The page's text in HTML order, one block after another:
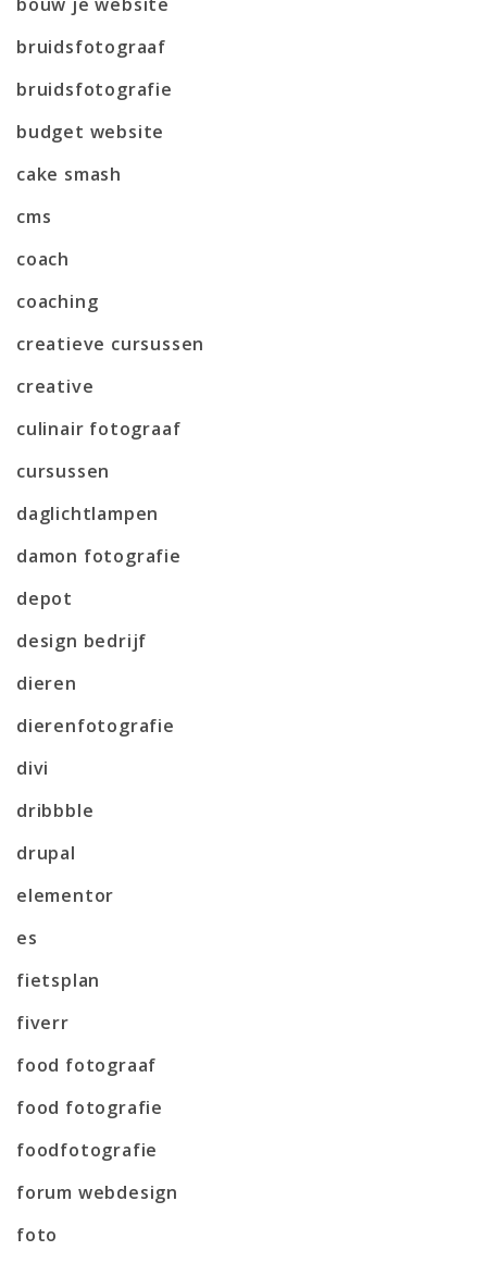
bruidsfotograaf
bruidsfotografie
budget website
cake smash
cms
coach
coaching
creatieve cursussen
creative
culinair fotograaf
cursussen
daglichtlampen
damon fotografie
depot
design bedrijf
dieren
dierenfotografie
divi
dribbble
drupal
elementor
es
fietsplan
fiverr
food fotograaf
food fotografie
foodfotografie
forum webdesign
foto